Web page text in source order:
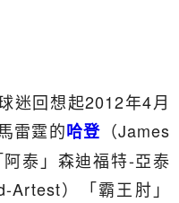
迷回想起2012年4月
雷霆的哈登 （James
泰」森迪福特-亞泰
）「霸王肘」